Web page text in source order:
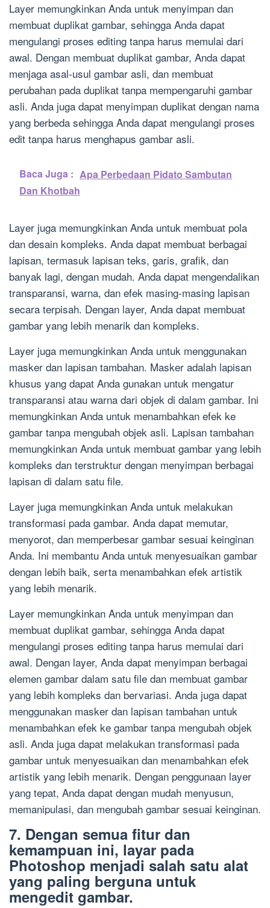
Layer memungkinkan Anda untuk menyimpan dan
membuat duplikat gambar, sehingga Anda dapat
mengulangi proses editing tanpa harus memulai dari
awal. Dengan membuat duplikat gambar, Anda dapat
menjaga asal-usul gambar asli, dan membuat
perubahan pada duplikat tanpa mempengaruhi gambar
asli. Anda juga dapat menyimpan duplikat dengan nama
yang berbeda sehingga Anda dapat mengulangi proses
edit tanpa harus menghapus gambar asli.
Baca Juga : Apa Perbedaan Pidato Sambutan
Dan Khotbah
Layer juga memungkinkan Anda untuk membuat pola
dan desain kompleks. Anda dapat membuat berbagai
lapisan, termasuk lapisan teks, garis, grafik, dan
banyak lagi, dengan mudah. Anda dapat mengendalikan
transparansi, warna, dan efek masing-masing lapisan
secara terpisah. Dengan layer, Anda dapat membuat
gambar yang lebih menarik dan kompleks.
Layer juga memungkinkan Anda untuk menggunakan
masker dan lapisan tambahan. Masker adalah lapisan
khusus yang dapat Anda gunakan untuk mengatur
transparansi atau warna dari objek di dalam gambar. Ini
memungkinkan Anda untuk menambahkan efek ke
gambar tanpa mengubah objek asli. Lapisan tambahan
memungkinkan Anda untuk membuat gambar yang lebih
kompleks dan terstruktur dengan menyimpan berbagai
lapisan di dalam satu file.
Layer juga memungkinkan Anda untuk melakukan
transformasi pada gambar. Anda dapat memutar,
menyorot, dan memperbesar gambar sesuai keinginan
Anda. Ini membantu Anda untuk menyesuaikan gambar
dengan lebih baik, serta menambahkan efek artistik
yang lebih menarik.
Layer memungkinkan Anda untuk menyimpan dan
membuat duplikat gambar, sehingga Anda dapat
mengulangi proses editing tanpa harus memulai dari
awal. Dengan layer, Anda dapat menyimpan berbagai
elemen gambar dalam satu file dan membuat gambar
yang lebih kompleks dan bervariasi. Anda juga dapat
menggunakan masker dan lapisan tambahan untuk
menambahkan efek ke gambar tanpa mengubah objek
asli. Anda juga dapat melakukan transformasi pada
gambar untuk menyesuaikan dan menambahkan efek
artistik yang lebih menarik. Dengan penggunaan layer
yang tepat, Anda dapat dengan mudah menyusun,
memanipulasi, dan mengubah gambar sesuai keinginan.
7. Dengan semua fitur dan
kemampuan ini, layar pada
Photoshop menjadi salah satu alat
yang paling berguna untuk
mengedit gambar.